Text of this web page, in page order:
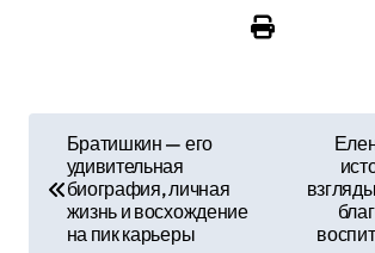
Братишкин — его
удивительная
биография, личная
жизнь и восхождение
на пик карьеры